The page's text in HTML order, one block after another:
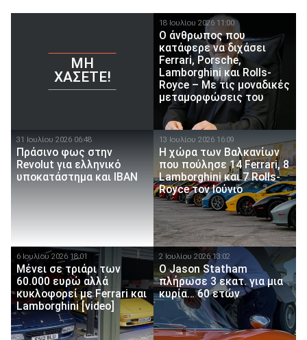
ΜΗ
ΧΆΣΕΤΕ!
18 Ιουλίου 2026 11:00
Ο άνθρωπος που
κατάφερε να διχάσει
Ferrari, Porsche,
Lamborghini και Rolls-
Royce – Με τις μοναδικές
μεταμορφώσεις του
31 Ιουλίου 2026 06:48
Πράσινο φως στην
Revolut για ελληνικό
υποκατάστημα και IBAN
13 Ιουλίου 2026 16:09
Η χώρα των Βαλκανίων
που πούλησε 14 Ferrari, 8
Lamborghini και 7 Rolls-
Royce τον Ιούνιο
6 Ιουλίου 2026 18:01
Μένει σε τριάρι των
60.000 ευρώ αλλά
κυκλοφορεί με Ferrari και
Lamborghini [video]
2 Ιουλίου 2026 13:02
Ο Jason Statham
πλήρωσε 3 εκατ. για μια
κυρία… 60 ετών